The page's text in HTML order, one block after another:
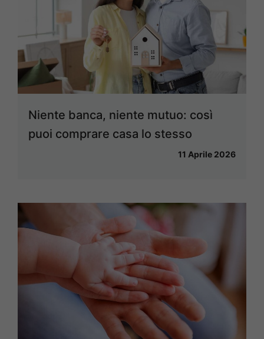
Niente banca, niente mutuo: così
puoi comprare casa lo stesso
11 Aprile 2026